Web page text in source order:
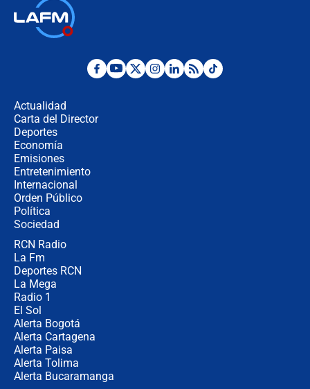
¿La posesión de Abelardo De la
Actualidad
Carta del Director
Deportes
Economía
Emisiones
Entretenimiento
Internacional
Orden Público
Política
Sociedad
RCN Radio
La Fm
Deportes RCN
La Mega
Radio 1
El Sol
Alerta Bogotá
Alerta Cartagena
Alerta Paisa
Alerta Tolima
Alerta Bucaramanga